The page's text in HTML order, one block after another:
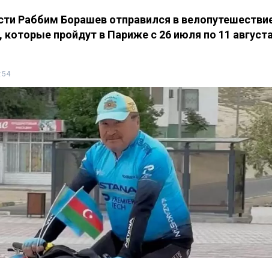
Раббим Борашев отправился в
пройдут в Париже с 26 июля по 11